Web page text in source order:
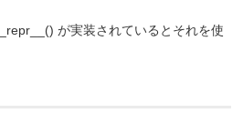
が実装されているとそれを使